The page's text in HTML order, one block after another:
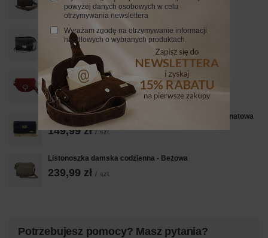
199,99 zł / szt.
Modna torebka skórzana - CROCO - Czarna
289,99 zł
Modna torebka wizytowa skórzana - Czerwona
219,99 zł szt.
Zamszowa kopertówka na łańcuszku Barberinis - Granatowa
149,99 zł / szt.
Listonoszka damska codzienna - Beżowa
239,99 zł / szt.
Potrzebujesz pomocy? Masz pytania?
powyżej danych osobowych w celu
otrzymywania newslettera
Wyrażam zgodę na otrzymywanie informacji
handlowych o wybranych produktach.